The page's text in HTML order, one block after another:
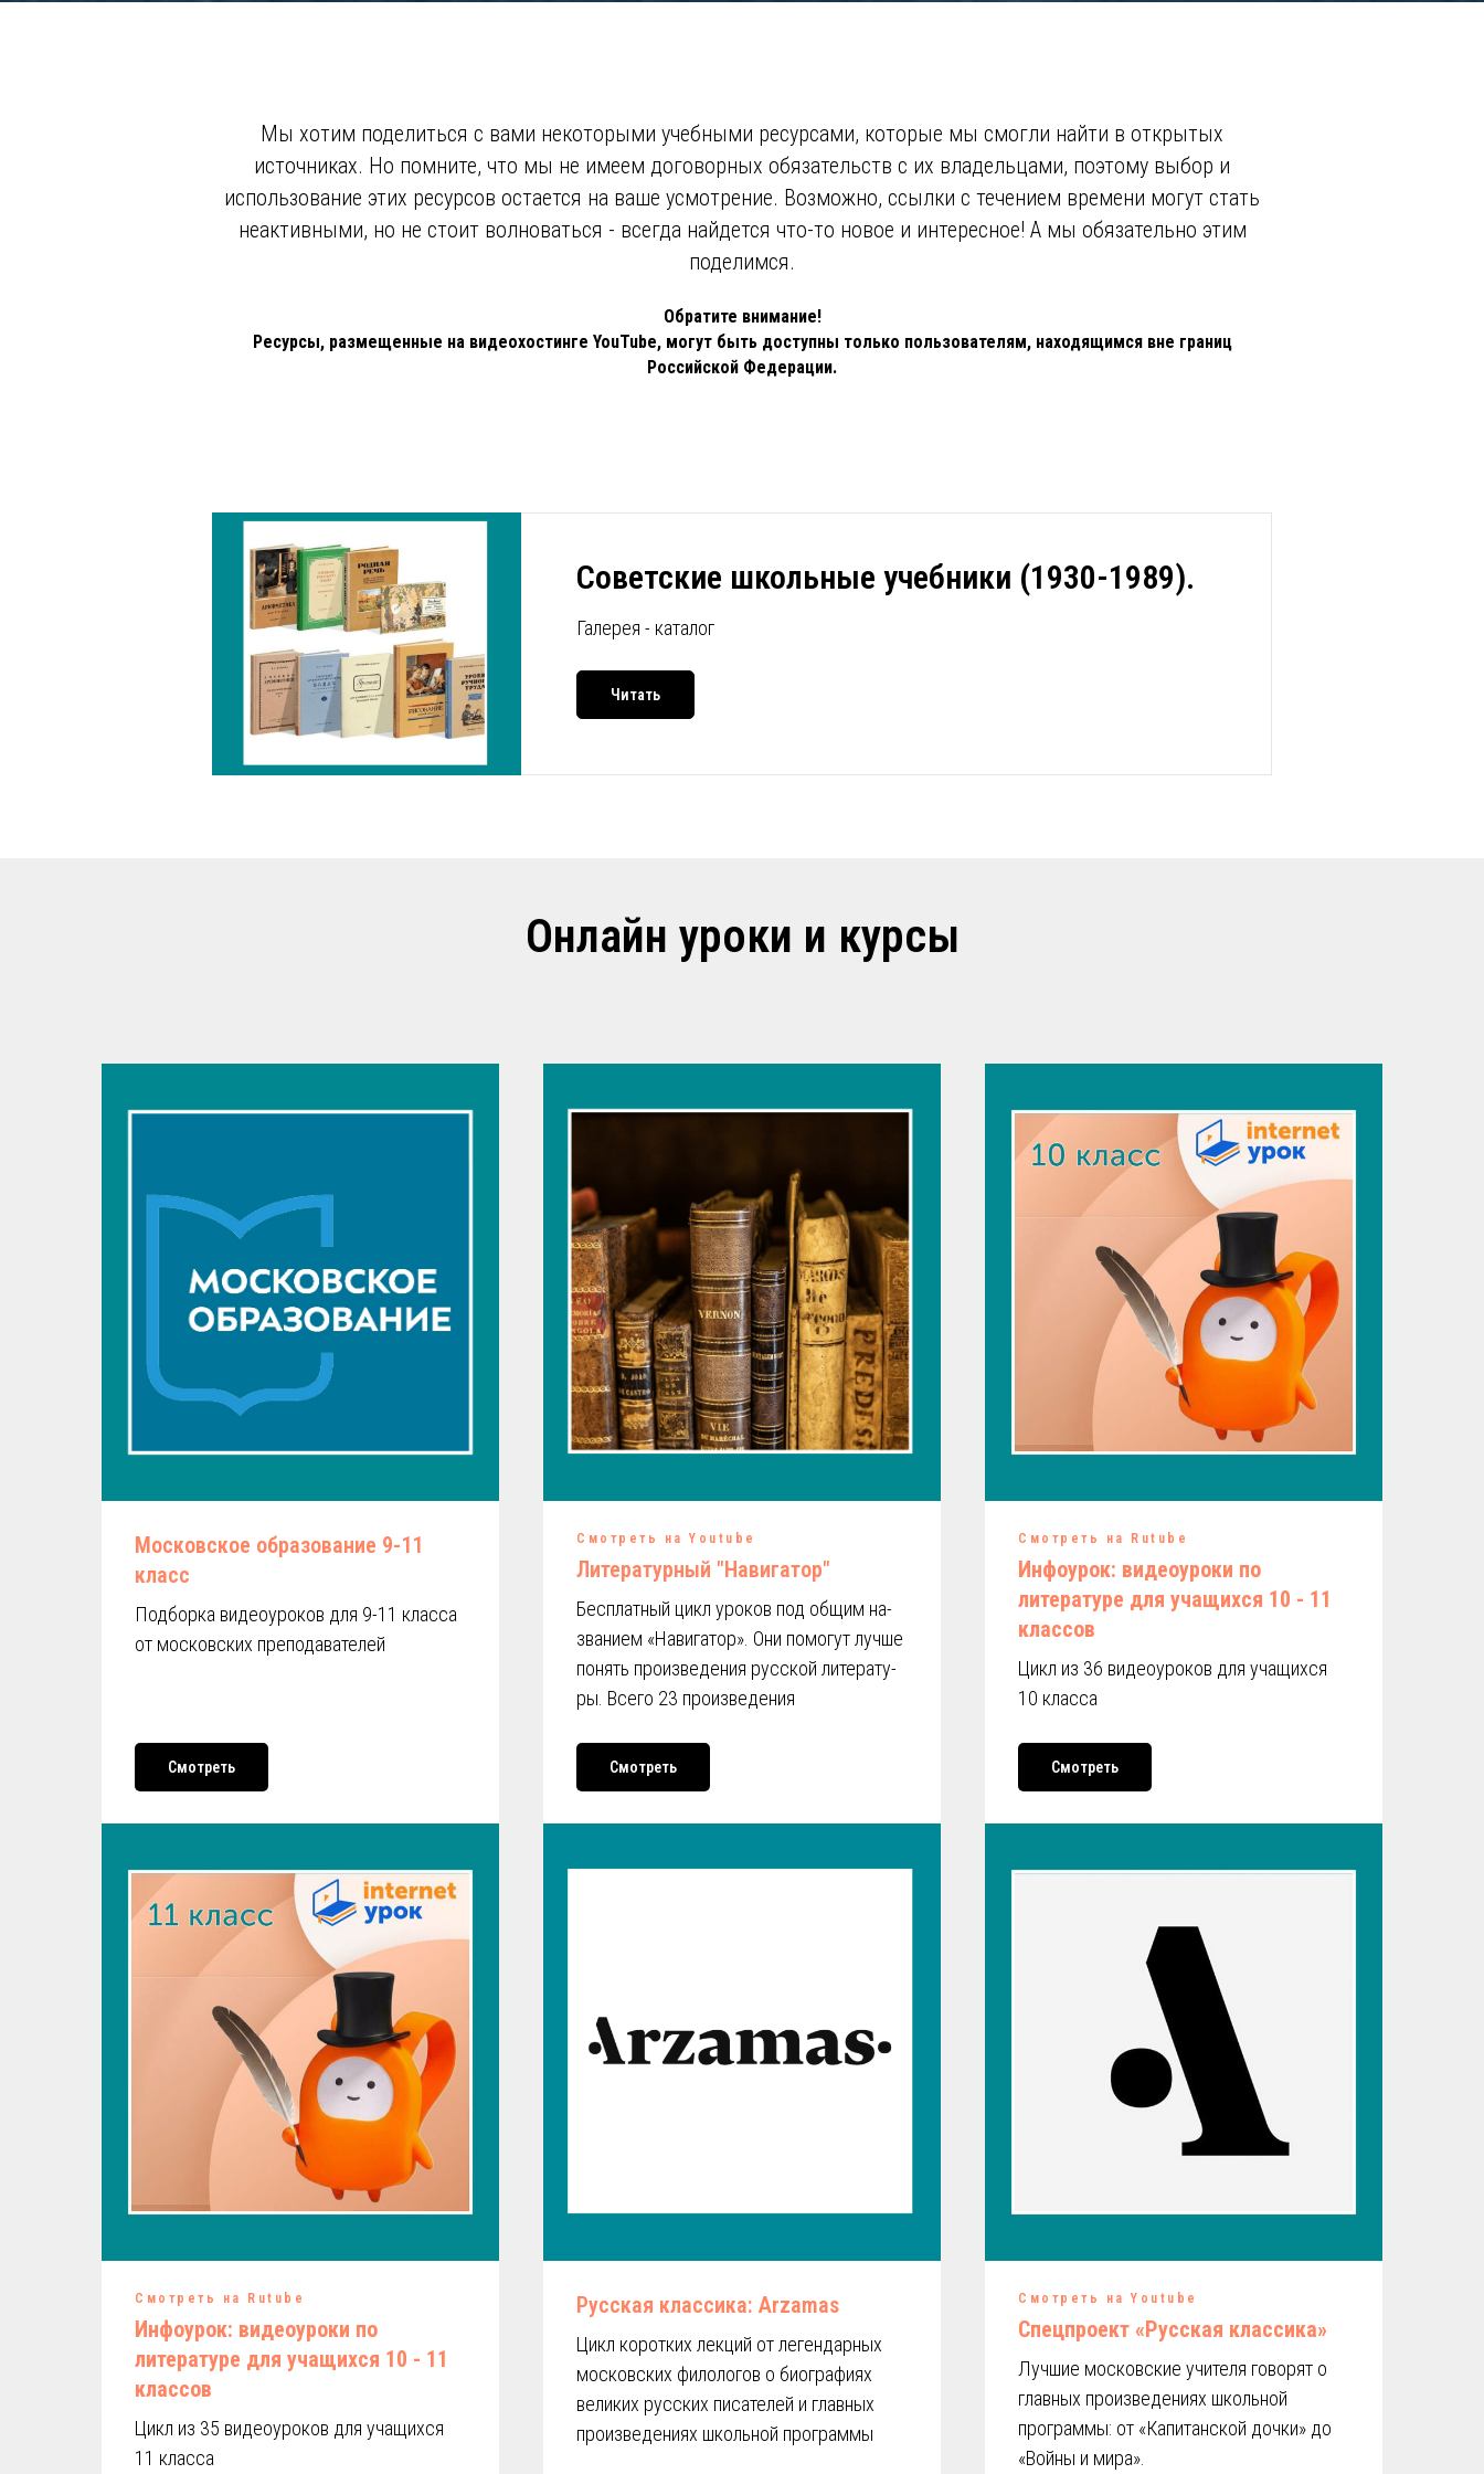
Мы хотим поделиться с вами некоторыми учебными ресурсами, которые мы смогли найти в открытых
источниках. Но помните, что мы не имеем договорных обязательств с их владельцами, поэтому выбор и
использование этих ресурсов остается на ваше усмотрение. Возможно, ссылки с течением времени могут стать
неактивными, но не стоит волноваться - всегда найдется что-то новое и интересное! А мы обязательно этим
поделимся.
Обратите внимание!
Ресурсы, размещенные на видеохостинге YouTube, могут быть доступны только пользователям, находящимся вне границ
Российской Федерации.
Советские школьные учебники (1930-1989).
Галерея - каталог
Читать
Онлайн уроки и курсы
Московское образование 9-11
класс
Подборка видеоуроков для 9-11 класса
от московских преподавателей
Смотреть
Смотреть на Youtube
Литературный "Навигатор"
Бесплатный цикл уро­ков под общим на­
зва­ни­ем «На­ви­га­тор». Они по­мо­гут лучше
по­нять про­из­ве­де­ния рус­ской ли­те­ра­ту­
ры. Всего 23 произведения
Смотреть
Смотреть на Rutube
Инфоурок: видеоуроки по
литературе для учащихся 10 - 11
классов
Цикл из 36 видеоуроков для учащихся
10 класса
Смотреть
Смотреть на Rutube
Инфоурок: видеоуроки по
литературе для учащихся 10 - 11
классов
Цикл из 35 видеоуроков для учащихся
11 класса
Русская классика: Arzamas
Цикл коротких лекций от легендарных
московских филологов о биографиях
великих русских писателей и главных
произведениях школьной программы
Смотреть на Youtube
Спецпроект «Русская классика»
Лучшие московские учителя говорят о
главных произведениях школьной
программы: от «Капитанской дочки» до
«Войны и мира».